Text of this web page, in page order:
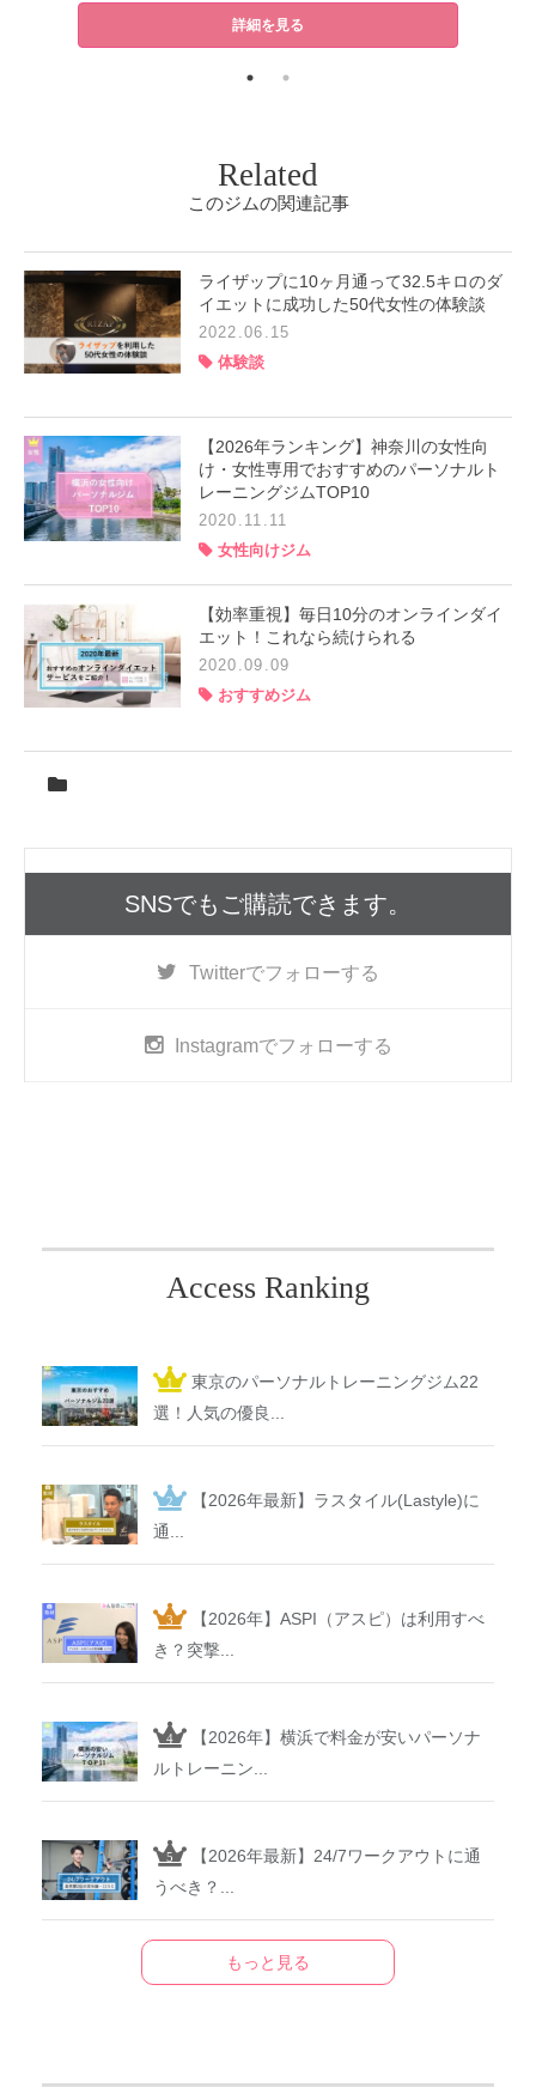
詳細を見る
Related
このジムの関連記事
ライザップに10ヶ月通って32.5キロのダ
イエットに成功した50代女性の体験談
2022.06.15
体験談
【2026年ランキング】神奈川の女性向
け・女性専用でおすすめのパーソナルト
レーニングジムTOP10
2020.11.11
女性向けジム
【効率重視】毎日10分のオンラインダイ
エット！これなら続けられる
2020.09.09
おすすめジム
SNSでもご購読できます。
Twitterでフォローする
Instagramでフォローする
Access Ranking
東京のパーソナルトレーニングジム22
選！人気の優良...
【2026年最新】ラスタイル(Lastyle)に
通...
【2026年】ASPI（アスピ）は利用すべ
き？突撃...
【2026年】横浜で料金が安いパーソナ
ルトレーニン...
【2026年最新】24/7ワークアウトに通
うべき？...
もっと見る